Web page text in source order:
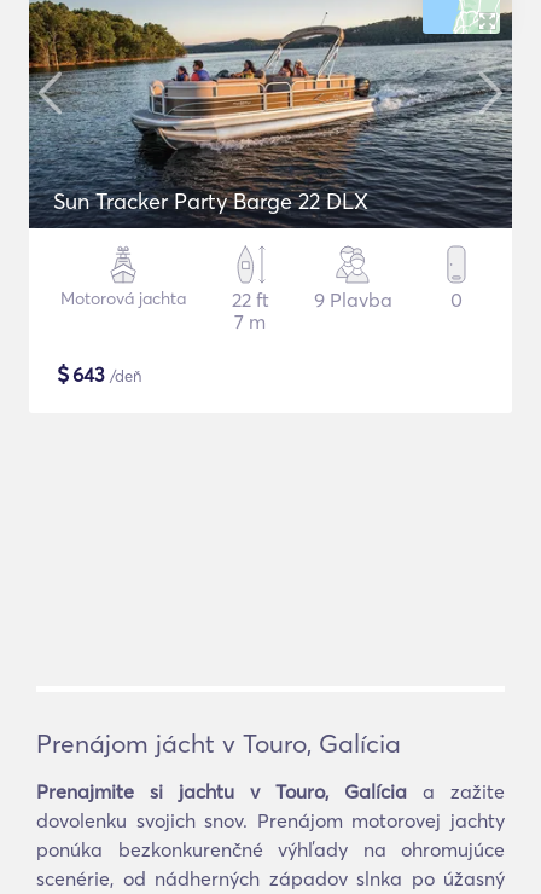
Sun Tracker Party Barge 22 DLX
Motorová jachta
22 ft
7 m
9 Plavba 0
$643 /deň
Prenájom jácht v Touro, Galícia
Prenajmite si jachtu v Touro, Galícia a zažite
dovolenku svojich snov. Prenájom motorovej jachty
ponúka bezkonkurenčné výhľady na ohromujúce
scenérie, od nádherných západov slnka po úžasný